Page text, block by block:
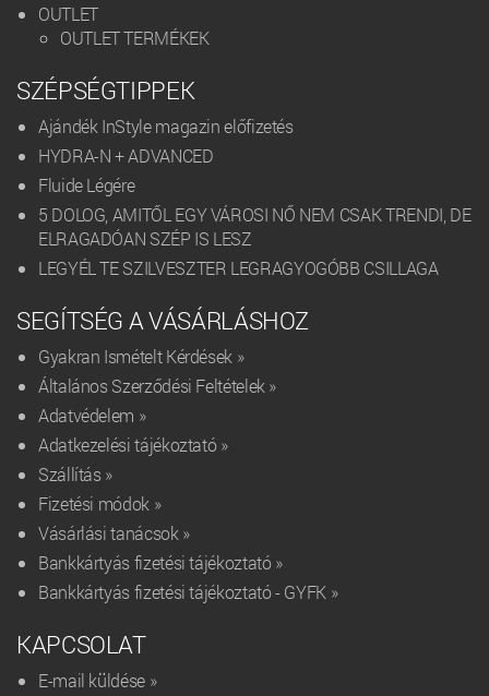
OUTLET
OUTLET TERMÉKEK
SZÉPSÉGTIPPEK
Ajándék InStyle magazin előfizetés
HYDRA-N + ADVANCED
Fluide Légére
5 DOLOG, AMITŐL EGY VÁROSI NŐ NEM CSAK TRENDI, DE
ELRAGADÓAN SZÉP IS LESZ
LEGYÉL TE SZILVESZTER LEGRAGYOGÓBB CSILLAGA
SEGÍTSÉG A VÁSÁRLÁSHOZ
Gyakran Ismételt Kérdések »
Általános Szerződési Feltételek »
Adatvédelem »
Adatkezelési tájékoztató »
Szállítás »
Fizetési módok »
Vásárlási tanácsok »
Bankkártyás fizetési tájékoztató »
Bankkártyás fizetési tájékoztató - GYFK »
KAPCSOLAT
E-mail küldése »